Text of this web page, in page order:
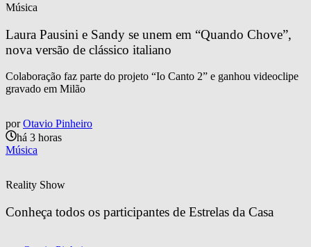
Música
Laura Pausini e Sandy se unem em “Quando Chove”,
nova versão de clássico italiano
Colaboração faz parte do projeto “Io Canto 2” e ganhou videoclipe
gravado em Milão
por Otavio Pinheiro
há 3 horas
Música
Reality Show
Conheça todos os participantes de Estrelas da Casa